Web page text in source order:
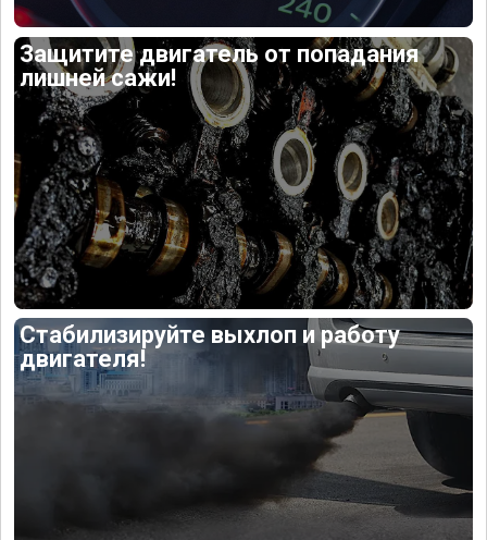
Защитите двигатель от попадания
лишней сажи!
Стабилизируйте выхлоп и работу
двигателя!